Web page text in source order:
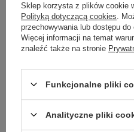
z wewnętrznego
w samochodzie
max. przepływ 36 l/
poziom hałasu 68 dB
Sklep korzysta z plików cookie
Polityką dotyczącą cookies .
przechowywania lub dostępu do
Więcej informacji na temat
znaleźć także na stronie
Funkcjonalne pliki
Analityczne pliki